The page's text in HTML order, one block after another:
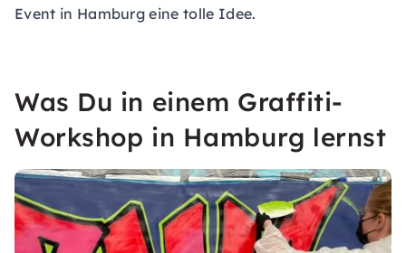
Event in Hamburg eine tolle Idee.
Was Du in einem Graffiti-
Workshop in Hamburg lernst